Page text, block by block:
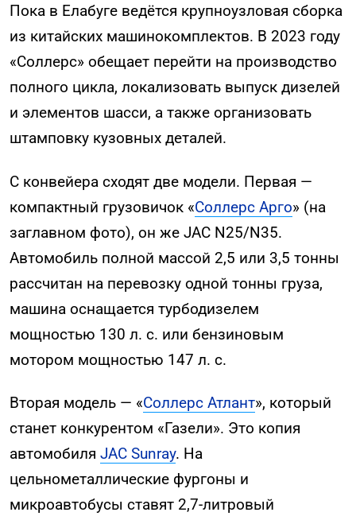
Пока в Елабуге ведётся крупноузловая сборка
из китайских машинокомплектов. В 2023 году
«Соллерс» обещает перейти на производство
полного цикла, локализовать выпуск дизелей
и элементов шасси, а также организовать
штамповку кузовных деталей.
С конвейера сходят две модели. Первая —
компактный грузовичок «Соллерс Арго» (на
заглавном фото), он же JAC N25/N35.
Автомобиль полной массой 2,5 или 3,5 тонны
рассчитан на перевозку одной тонны груза,
машина оснащается турбодизелем
мощностью 130 л. с. или бензиновым
мотором мощностью 147 л. с.
Вторая модель — «Соллерс Атлант», который
станет конкурентом «Газели». Это копия
автомобиля JAC Sunray. На
цельнометаллические фургоны и
микроавтобусы ставят 2,7-литровый